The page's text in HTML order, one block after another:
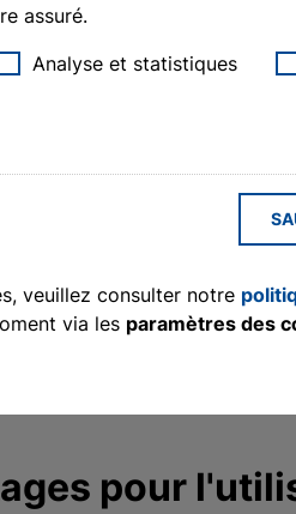
assuré.
Analyse et statistiques
veuillez consulter notre
via les paramètres des
roulants avec les
pour